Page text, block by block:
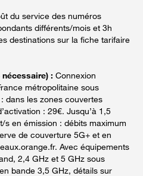
du service des numéros
différents/mois et 3h
destinations sur la fiche tarifaire
: Connexion
métropolitaine sous
dans les zones couvertes
: 29€. Jusqu’à 1,5
en émission : débits maximum
de couverture 5G+ et en
Avec équipements
2,4 GHz et 5 GHz sous
bande 3,5 GHz, détails sur